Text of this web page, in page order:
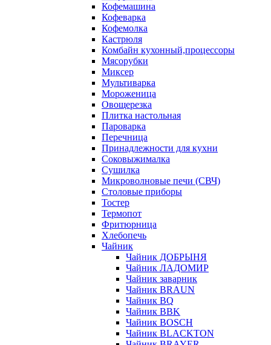
Кофемашина
Кофеварка
Кофемолка
Кастрюля
Комбайн кухонный,процессоры
Мясорубки
Миксер
Мультиварка
Мороженица
Овощерезка
Плитка настольная
Пароварка
Перечница
Принадлежности для кухни
Соковыжималка
Сушилка
Микроволновые печи (СВЧ)
Столовые приборы
Тостер
Термопот
Фритюрница
Хлебопечь
Чайник
Чайник ДОБРЫНЯ
Чайник ЛАДОМИР
Чайник заварник
Чайник BRAUN
Чайник BQ
Чайник BBK
Чайник BOSCH
Чайник BLACKTON